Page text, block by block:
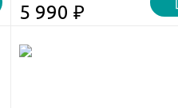
5 990 ₽